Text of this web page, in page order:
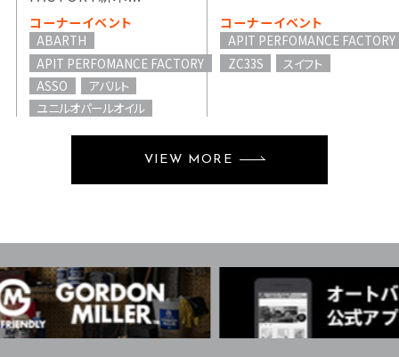
コーナーイベント
ABARTH
APIT PERFOMANCE FACTORY
ASSO
アバルト
ユニルオパールオイル
コーナーイベント
APIT PERFOMANCE FACTORY
ZC33S
スイフト
VIEW MORE